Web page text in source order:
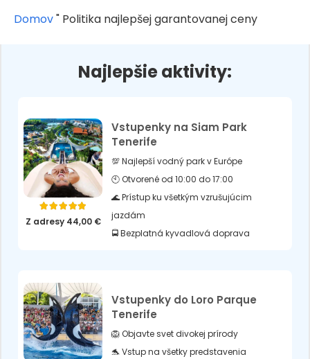
Domov" Politika najlepšej garantovanej ceny
Najlepšie aktivity:
Hodnotenie 5.00z 5
Z adresy 44,00 €
Vstupenky na Siam Park
Tenerife
💯 Najlepší vodný park v Európe
🕙 Otvorené od 10:00 do 17:00
🌊 Prístup ku všetkým vzrušujúcim
jazdám
🚍 Bezplatná kyvadlová doprava
Vstupenky do Loro Parque
Tenerife
🦁 Objavte svet divokej prírody
🐬 Vstup na všetky predstavenia